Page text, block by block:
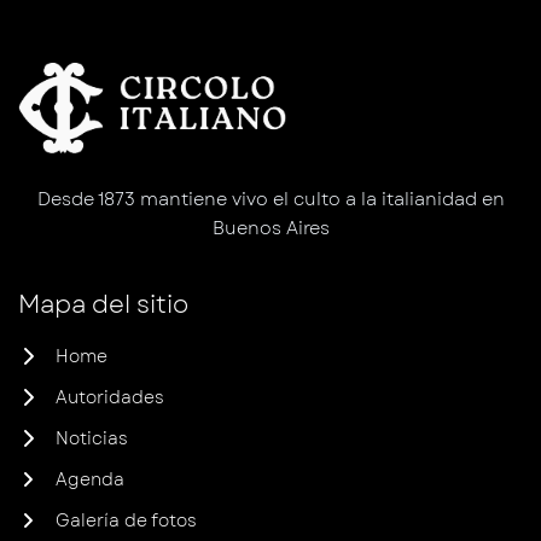
Desde 1873 mantiene vivo el culto a la italianidad en
Buenos Aires
Mapa del sitio
Home
Autoridades
Noticias
Agenda
Galería de fotos